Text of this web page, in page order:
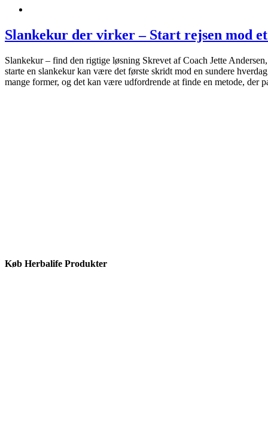
Slankekur der virker – Start rejsen mod
Slankekur – find den rigtige løsning Skrevet af Coach Jette
starte en slankekur kan være det første skridt mod en sundere
mange former, og det kan være udfordrende at finde en metode, der
Køb Herbalife Produkter